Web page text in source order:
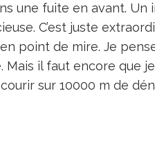
une fuite en avant. Un
C’est juste
en point de mire. Je
Mais il faut encore que
sur 10000 m de